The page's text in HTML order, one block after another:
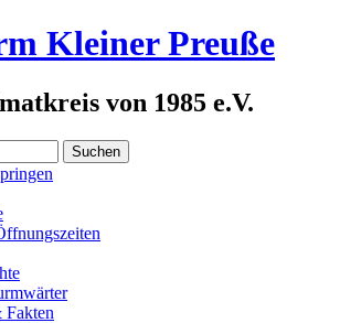
Kleiner Preuße
von 1985 e.V.
Fakten